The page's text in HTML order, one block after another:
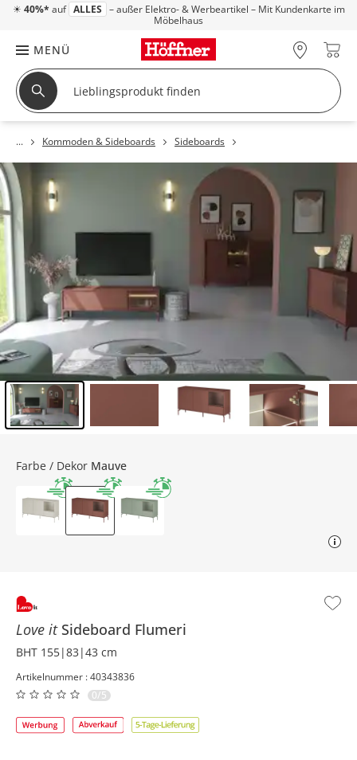
☀ 40%* auf ALLES – außer Elektro- & Werbeartikel – Mit Kundenkarte im
Möbelhaus
MENÜ
Kommoden & Sideboards Sideboards
Love it Sideboard Flumeri
BHT 155|83|43 cm
Artikelnummer : 40343836
0/5
Farbe / Dekor Mauve